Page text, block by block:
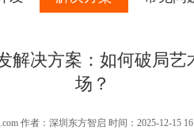
解决方案：如何破局艺
场？
作者：深圳东方智启 时间：2025-12-15